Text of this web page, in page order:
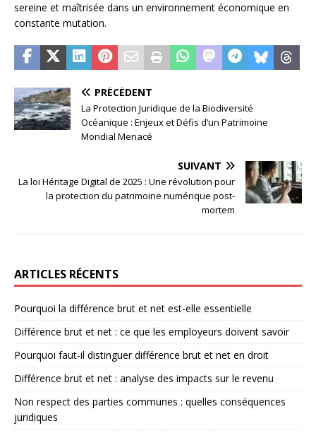
sereine et maîtrisée dans un environnement économique en
constante mutation.
PRÉCÉDENT
La Protection Juridique de la Biodiversité
Océanique : Enjeux et Défis d’un Patrimoine
Mondial Menacé
SUIVANT
La loi Héritage Digital de 2025 : Une révolution pour
la protection du patrimoine numérique post-
mortem
ARTICLES RÉCENTS
Pourquoi la différence brut et net est-elle essentielle
Différence brut et net : ce que les employeurs doivent savoir
Pourquoi faut-il distinguer différence brut et net en droit
Différence brut et net : analyse des impacts sur le revenu
Non respect des parties communes : quelles conséquences
juridiques